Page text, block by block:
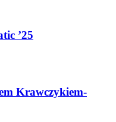
’25
Krawczykiem-